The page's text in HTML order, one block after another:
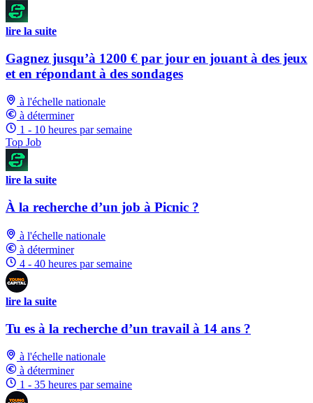
lire la suite
Gagnez jusqu’à 1200 € par jour en jouant à des jeux
et en répondant à des sondages
à l'échelle nationale
à déterminer
1 - 10 heures par semaine
Top Job
lire la suite
À la recherche d’un job à Picnic ?
à l'échelle nationale
à déterminer
4 - 40 heures par semaine
lire la suite
Tu es à la recherche d’un travail à 14 ans ?
à l'échelle nationale
à déterminer
1 - 35 heures par semaine